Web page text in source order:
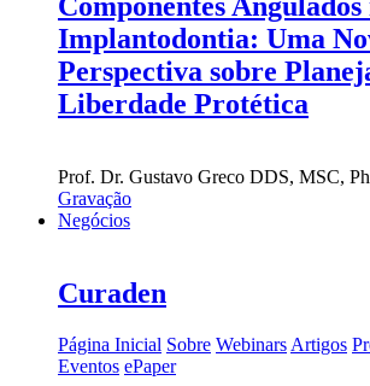
Componentes Angulados
Implantodontia: Uma
Perspectiva sobre
Liberdade Protética
Prof. Dr. Gustavo Greco DDS, MSC,
Gravação
Negócios
Curaden
Página Inicial Sobre Webinars Artigos
Eventos ePaper